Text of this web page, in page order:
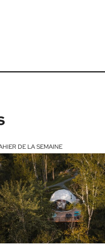
DE LA SEMAINE